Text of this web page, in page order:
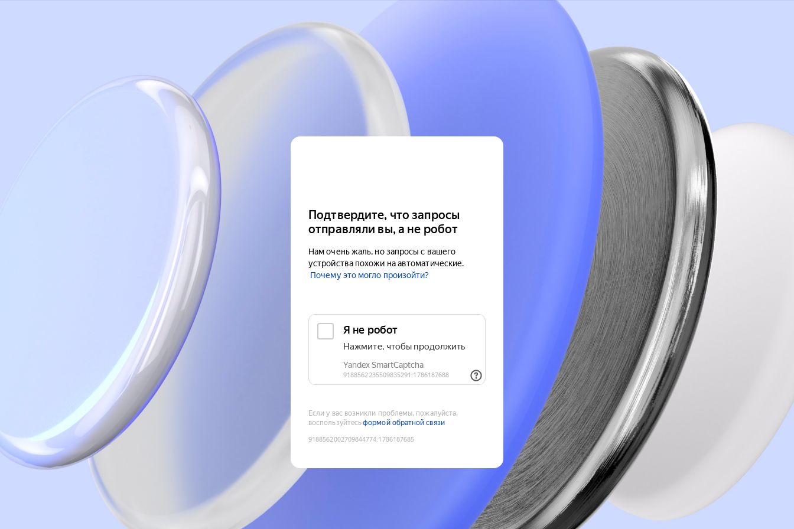
Подтвердите, что запросы
отправляли вы, а не робот
Нам очень жаль, но запросы с вашего
устройства похожи на автоматические.
Почему это могло произойти?
Если у вас возникли проблемы, пожалуйста,
воспользуйтесьформой обратной связи
9188562002709844774:1786187685